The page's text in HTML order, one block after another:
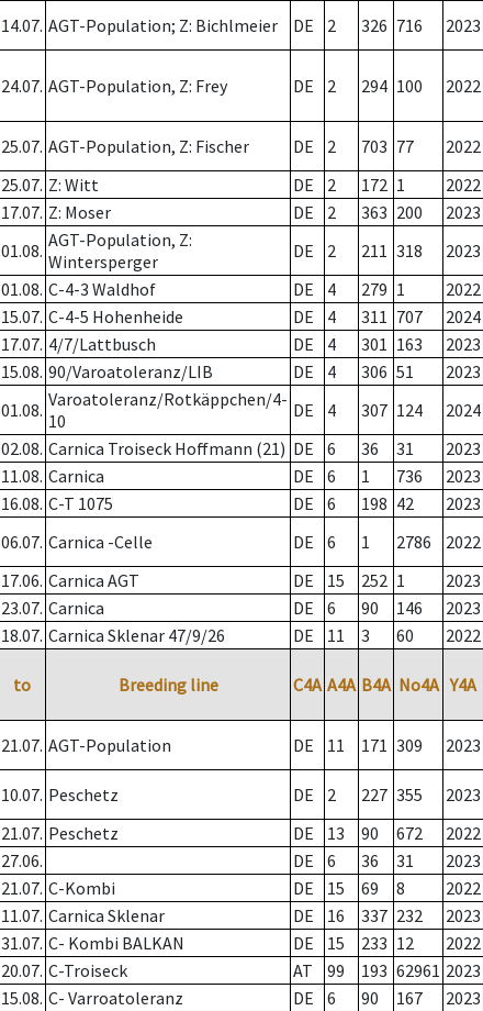
14.07. AGT-Population; Z: Bichlmeier DE 2 326 716 2023
24.07. AGT-Population, Z: Frey DE 2 294 100 2022
25.07. AGT-Population, Z: Fischer DE 2 703 77 2022
25.07. Z: Witt DE 2 172 1 2022
17.07. Z: Moser DE 2 363 200 2023
01.08. AGT-Population, Z:
Wintersperger
DE 2 211 318 2023
01.08. C-4-3 Waldhof DE 4 279 1 2022
15.07. C-4-5 Hohenheide DE 4 311 707 2024
17.07. 4/7/Lattbusch DE 4 301 163 2023
15.08. 90/Varoatoleranz/LIB DE 4 306 51 2023
01.08. Varoatoleranz/Rotkäppchen/4-
10
DE 4 307 124 2024
02.08. Carnica Troiseck Hoffmann (21) DE 6 36 31 2023
11.08. Carnica DE 6 1 736 2023
16.08. C-T 1075 DE 6 198 42 2023
06.07. Carnica -Celle DE 6 1 2786 2022
17.06. Carnica AGT DE 15 252 1 2023
23.07. Carnica DE 6 90 146 2023
18.07. Carnica Sklenar 47/9/26 DE 11 3 60 2022
to Breeding line C4A A4A B4A No4A Y4A
21.07. AGT-Population DE 11 171 309 2023
10.07. Peschetz DE 2 227 355 2023
21.07. Peschetz DE 13 90 672 2022
27.06. DE 6 36 31 2023
21.07. C-Kombi DE 15 69 8 2022
11.07. Carnica Sklenar DE 16 337 232 2023
31.07. C- Kombi BALKAN DE 15 233 12 2022
20.07. C-Troiseck AT 99 193 62961 2023
15.08. C- Varroatoleranz DE 6 90 167 2023